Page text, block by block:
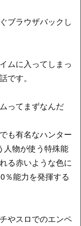
ブラウザバックし
ムに入ってしまっ
です。
ってまずなんだ
も有名なハンター
人物が使う特殊能
る赤いような色に
％能力を発揮する
やスロでのエンペ